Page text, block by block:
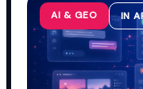
AI & GEO IN